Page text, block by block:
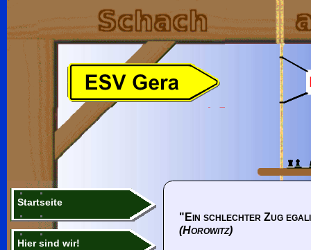
Startseite
Hier sind wir!
"Ein schlechter Zug
(Horowitz)